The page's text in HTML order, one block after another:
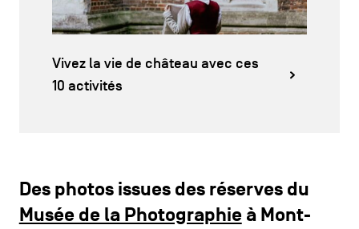
Vivez la vie de château avec ces
10 activités
Des photos issues des réserves du
Musée de la Photographieà Mont-